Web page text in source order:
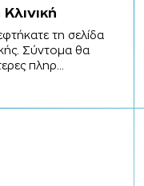
τη σελίδα
Σύντομα θα
πληρ...